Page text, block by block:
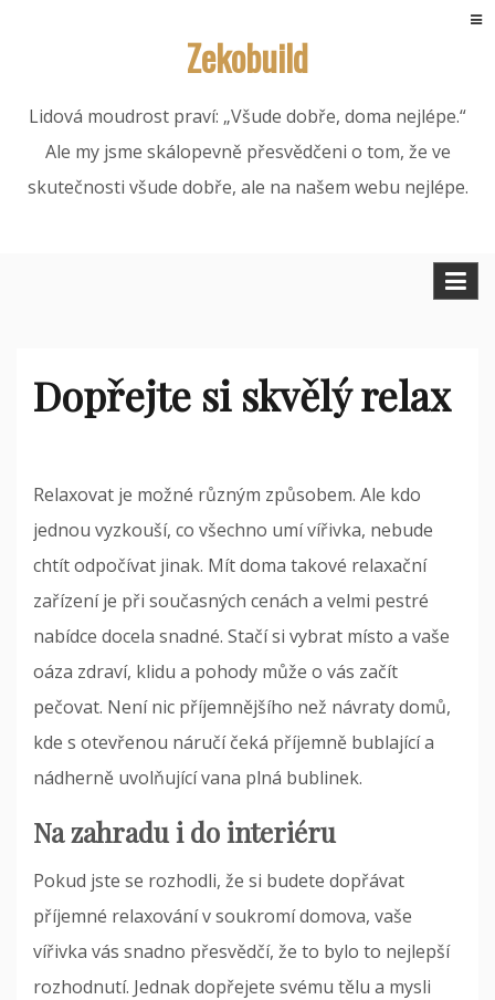
Zekobuild
Lidová moudrost praví: „Všude dobře, doma nejlépe.“
Ale my jsme skálopevně přesvědčeni o tom, že ve
skutečnosti všude dobře, ale na našem webu nejlépe.
Dopřejte si skvělý relax
Relaxovat je možné různým způsobem. Ale kdo
jednou vyzkouší, co všechno umívířivka, nebude
chtít odpočívat jinak. Mít doma takové relaxační
zařízení je při současných cenách a velmi pestré
nabídce docela snadné. Stačí si vybrat místo a vaše
oáza zdraví, klidu a pohody může o vás začít
pečovat. Není nic příjemnějšího než návraty domů,
kde s otevřenou náručí čeká příjemně bublající a
nádherně uvolňující vana plná bublinek.
Na zahradu i do interiéru
Pokud jste se rozhodli, že si budete dopřávat
příjemné relaxování v soukromí domova, vaše
vířivka vás snadno přesvědčí, že to bylo to nejlepší
rozhodnutí. Jednak dopřejete svému tělu a mysli